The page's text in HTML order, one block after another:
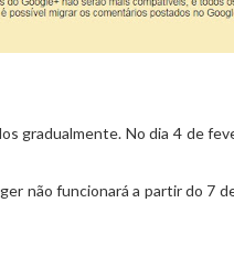
gradualmente. No dia 4 de
não funcionará a partir do 7